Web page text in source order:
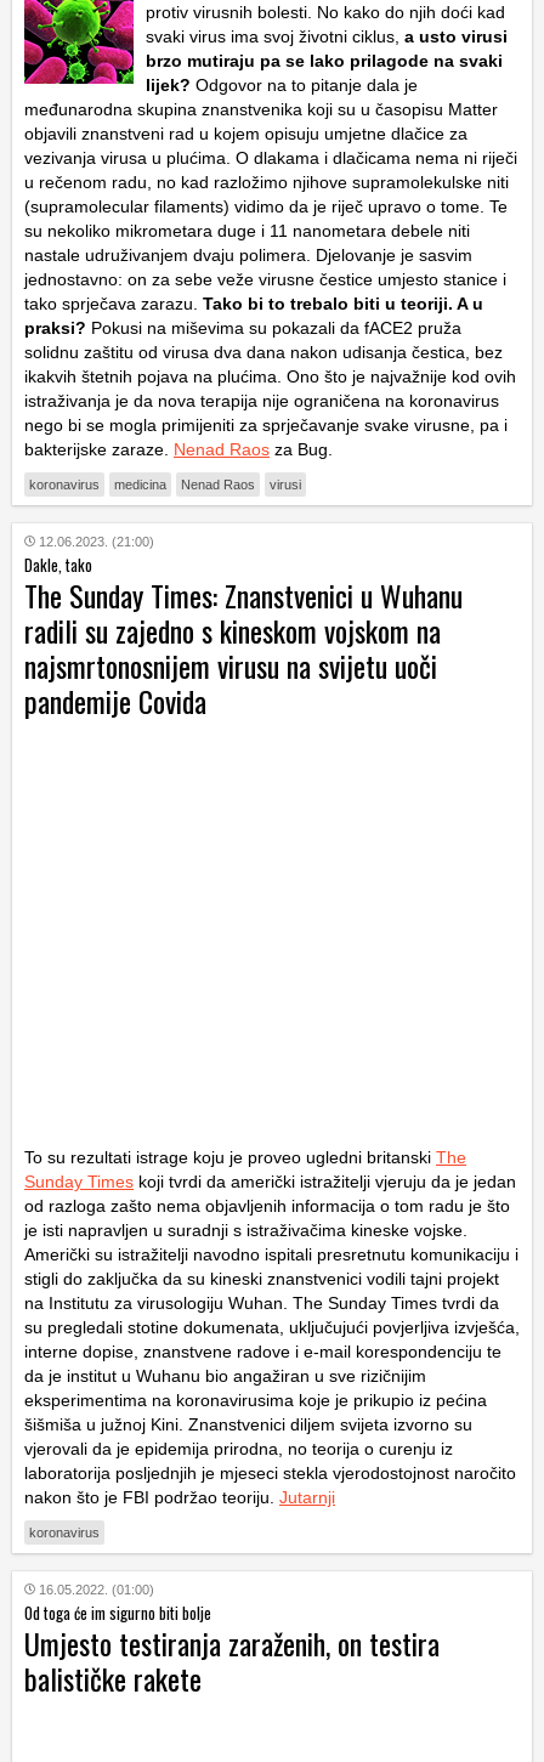
protiv virusnih bolesti. No kako do njih doći kad
svaki virus ima svoj životni ciklus, a usto virusi
brzo mutiraju pa se lako prilagode na svaki
lijek? Odgovor na to pitanje dala je
međunarodna skupina znanstvenika koji su u časopisu Matter
objavili znanstveni rad u kojem opisuju umjetne dlačice za
vezivanja virusa u plućima. O dlakama i dlačicama nema ni riječi
u rečenom radu, no kad razložimo njihove supramolekulske niti
(supramolecular filaments) vidimo da je riječ upravo o tome. Te
su nekoliko mikrometara duge i 11 nanometara debele niti
nastale udruživanjem dvaju polimera. Djelovanje je sasvim
jednostavno: on za sebe veže virusne čestice umjesto stanice i
tako sprječava zarazu. Tako bi to trebalo biti u teoriji. A u
praksi? Pokusi na miševima su pokazali da fACE2 pruža
solidnu zaštitu od virusa dva dana nakon udisanja čestica, bez
ikakvih štetnih pojava na plućima. Ono što je najvažnije kod ovih
istraživanja je da nova terapija nije ograničena na koronavirus
nego bi se mogla primijeniti za sprječavanje svake virusne, pa i
bakterijske zaraze. Nenad Raos za Bug.
koronavirus medicina Nenad Raos virusi
12.06.2023. (21:00)
Dakle, tako
The Sunday Times: Znanstvenici u Wuhanu
radili su zajedno s kineskom vojskom na
najsmrtonosnijem virusu na svijetu uoči
pandemije Covida
To su rezultati istrage koju je proveo ugledni britanski The
Sunday Times koji tvrdi da američki istražitelji vjeruju da je jedan
od razloga zašto nema objavljenih informacija o tom radu je što
je isti napravljen u suradnji s istraživačima kineske vojske.
Američki su istražitelji navodno ispitali presretnutu komunikaciju i
stigli do zaključka da su kineski znanstvenici vodili tajni projekt
na Institutu za virusologiju Wuhan. The Sunday Times tvrdi da
su pregledali stotine dokumenata, uključujući povjerljiva izvješća,
interne dopise, znanstvene radove i e-mail korespondenciju te
da je institut u Wuhanu bio angažiran u sve rizičnijim
eksperimentima na koronavirusima koje je prikupio iz pećina
šišmiša u južnoj Kini. Znanstvenici diljem svijeta izvorno su
vjerovali da je epidemija prirodna, no teorija o curenju iz
laboratorija posljednjih je mjeseci stekla vjerodostojnost naročito
nakon što je FBI podržao teoriju. Jutarnji
koronavirus
16.05.2022. (01:00)
Od toga će im sigurno biti bolje
Umjesto testiranja zaraženih, on testira
balističke rakete